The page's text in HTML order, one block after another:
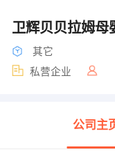
卫辉贝贝拉姆母
其它
私营企业
公司主